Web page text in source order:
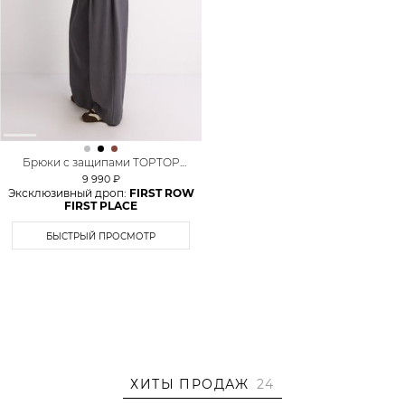
Брюки с защипами TOPTOP
STUDIO
9 990 ₽
Эксклюзивный дроп: FIRST ROW
FIRST PLACE
БЫСТРЫЙ ПРОСМОТР
ХИТЫ ПРОДАЖ 24